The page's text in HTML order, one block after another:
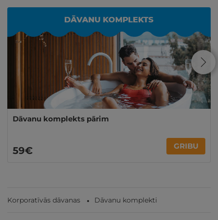
Dāvanu komplekts pārim
59€ GRIBU
Korporatīvās dāvanas Dāvanu komplekti